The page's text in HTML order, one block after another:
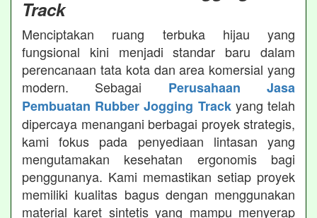
Track
Menciptakan ruang terbuka hijau yang
fungsional kini menjadi standar baru dalam
perencanaan tata kota dan area komersial yang
modern. Sebagai Perusahaan Jasa
Pembuatan Rubber Jogging Trackyang telah
dipercaya menangani berbagai proyek strategis,
kami fokus pada penyediaan lintasan yang
mengutamakan kesehatan ergonomis bagi
penggunanya. Kami memastikan setiap proyek
memiliki kualitas bagus dengan menggunakan
material karet sintetis yang mampu menyerap